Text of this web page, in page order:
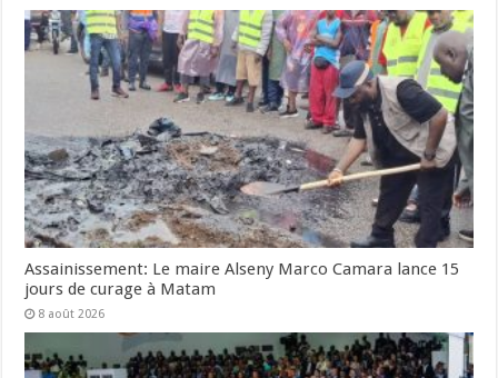
Assainissement: Le maire Alseny Marco Camara lance 15
jours de curage à Matam
8 août 2026